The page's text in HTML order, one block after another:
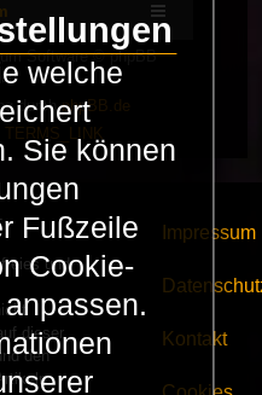
Software © phpBB
durchphpBB.de
TERMS_LINK
und
dieser
den
Impressum
Kontakt
welche
Sie können
Fußzeile
Cookie-